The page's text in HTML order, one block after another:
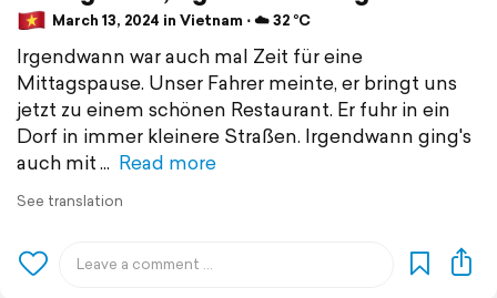
March 13, 2024 in Vietnam ⋅ ☁️ 32 °C
Irgendwann war auch mal Zeit für eine
Mittagspause. Unser Fahrer meinte, er bringt uns
jetzt zu einem schönen Restaurant. Er fuhr in ein
Dorf in immer kleinere Straßen. Irgendwann ging's
auch mit
Read more
See translation